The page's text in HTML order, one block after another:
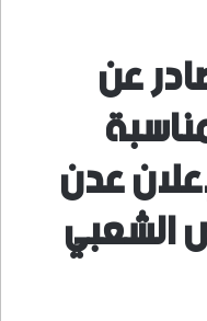
عن
عدن
الشعبي